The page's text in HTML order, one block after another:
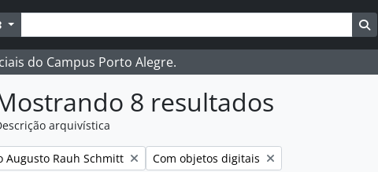
Opções de busca
do Campus Porto Alegre.
8 resultados
arquivística
filtro:
Augusto Rauh Schmitt Remover filtro:
Com objetos digitais